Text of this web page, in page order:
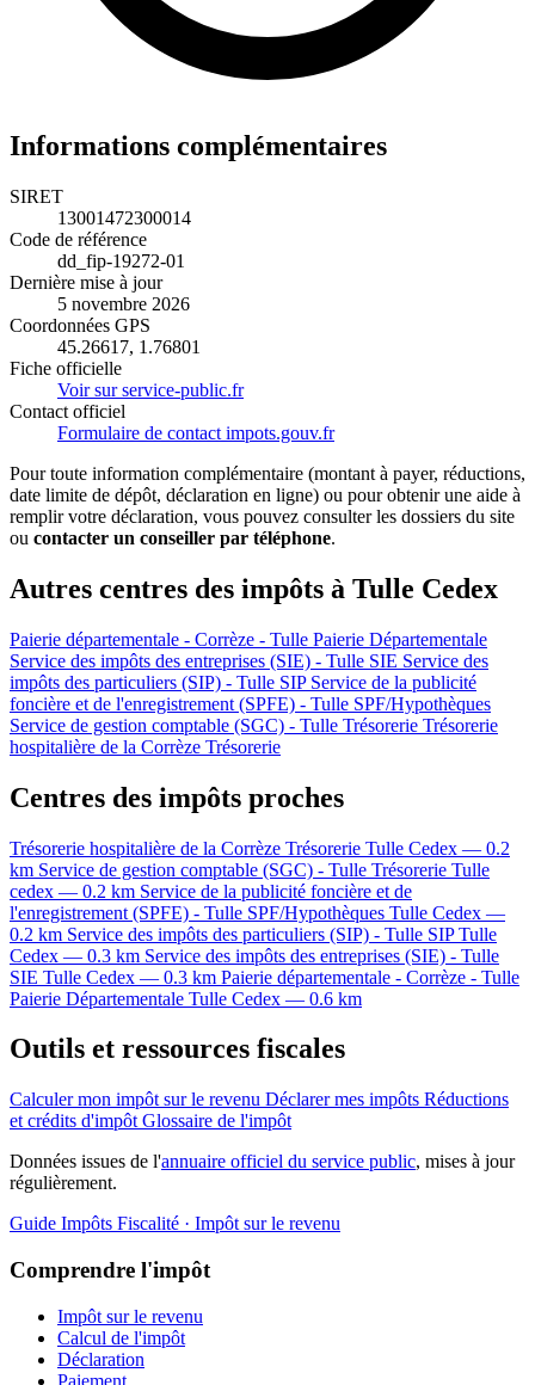
Informations complémentaires
SIRET
13001472300014
Code de référence
dd_fip-19272-01
Dernière mise à jour
5 novembre 2026
Coordonnées GPS
45.26617, 1.76801
Fiche officielle
Voir sur service-public.fr
Contact officiel
Formulaire de contact impots.gouv.fr
Pour toute information complémentaire (montant à payer, réductions,
date limite de dépôt, déclaration en ligne) ou pour obtenir une aide à
remplir votre déclaration, vous pouvez consulter les dossiers du site
ou contacter un conseiller par téléphone.
Autres centres des impôts à Tulle Cedex
Paierie départementale - Corrèze - Tulle Paierie Départementale
Service des impôts des entreprises (SIE) - Tulle SIE Service des
impôts des particuliers (SIP) - Tulle SIP Service de la publicité
foncière et de l'enregistrement (SPFE) - Tulle SPF/Hypothèques
Service de gestion comptable (SGC) - Tulle Trésorerie Trésorerie
hospitalière de la Corrèze Trésorerie
Centres des impôts proches
Trésorerie hospitalière de la Corrèze Trésorerie Tulle Cedex — 0.2
km Service de gestion comptable (SGC) - Tulle Trésorerie Tulle
cedex — 0.2 km Service de la publicité foncière et de
l'enregistrement (SPFE) - Tulle SPF/Hypothèques Tulle Cedex —
0.2 km Service des impôts des particuliers (SIP) - Tulle SIP Tulle
Cedex — 0.3 km Service des impôts des entreprises (SIE) - Tulle
SIE Tulle Cedex — 0.3 km Paierie départementale - Corrèze - Tulle
Paierie Départementale Tulle Cedex — 0.6 km
Outils et ressources fiscales
Calculer mon impôt sur le revenu Déclarer mes impôts Réductions
et crédits d'impôt Glossaire de l'impôt
Données issues de l'annuaire officiel du service public, mises à jour
régulièrement.
Guide Impôts Fiscalité · Impôt sur le revenu
Comprendre l'impôt
Impôt sur le revenu
Calcul de l'impôt
Déclaration
Paiement